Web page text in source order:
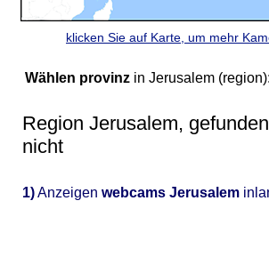
klicken Sie auf Karte, um mehr
Wählen provinz in Jerusalem
Region Jerusalem,
nicht
1)Anzeigen webcams Jerusalem